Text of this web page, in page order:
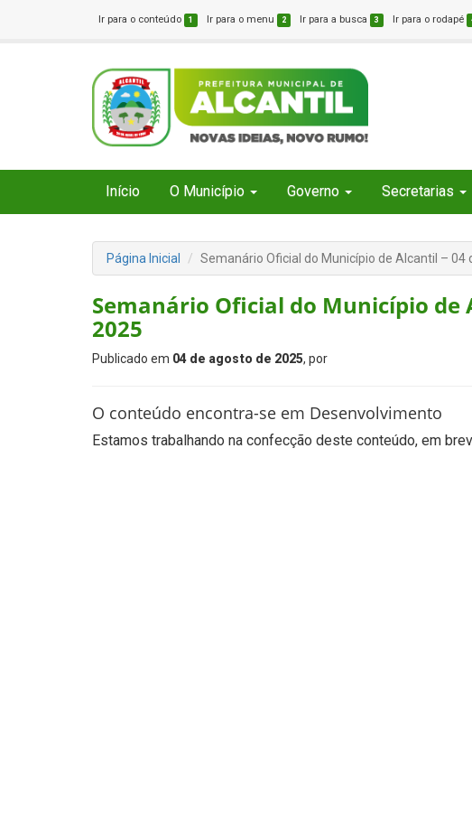
Ir para o conteúdo 1 Ir para o menu 2 Ir para a busca 3 Ir para o rodapé
Início O Município Governo Secretarias
Página Inicial Semanário Oficial do Município de Alcantil – 04
Semanário Oficial do Município de
2025
Publicado em 04 de agosto de 2025, por
O conteúdo encontra-se em Desenvolvimento
Estamos trabalhando na confecção deste conteúdo, em